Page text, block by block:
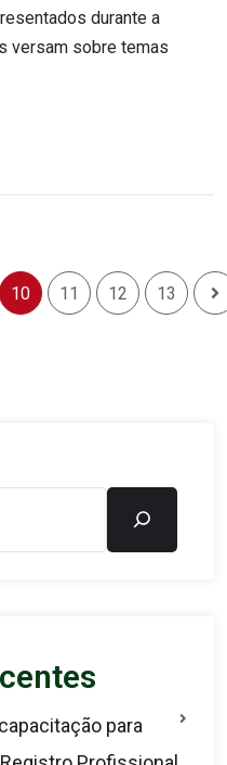
durante a
versam sobre temas
10 11 12 13
para